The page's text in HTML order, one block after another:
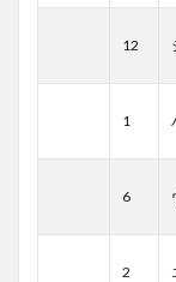
12
1
6
2